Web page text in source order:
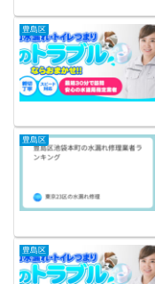
豊島区
豊島区
豊島区